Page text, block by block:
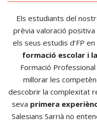
Els estudiants del
prèvia valoració
els seus estudis d’FP
formació escolar i
Formació
millorar les
descobrir la complexitat
seva primera
Salesians Sarrià no